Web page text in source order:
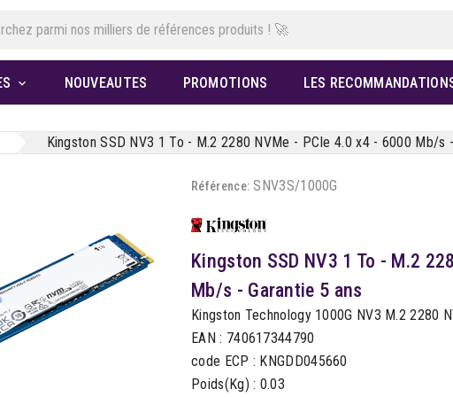
 NOUVEAUTES PROMOTIONS LES
Kingston SSD NV3 1 To - M.2 2280 NVMe - PCIe 4.0 x4 - 6000 Mb/s
Référence: SNV3S/1000G
Kingston SSD NV3 1 To - M.2
Mb/s - Garantie 5 ans
Kingston Technology 1000G NV3 M.2 2280
EAN : 740617344790
code ECP : KNGDD045660
Poids(Kg) : 0.03